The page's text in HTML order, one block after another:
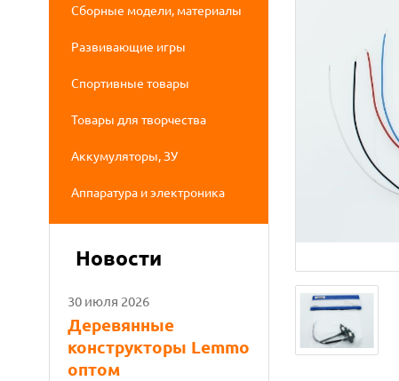
Сборные модели, материалы
Развивающие игры
Спортивные товары
Товары для творчества
Аккумуляторы, ЗУ
Аппаратура и электроника
Новости
30 июля 2026
Деревянные
конструкторы Lemmo
оптом